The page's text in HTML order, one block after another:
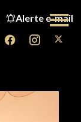
Alerte e-mail